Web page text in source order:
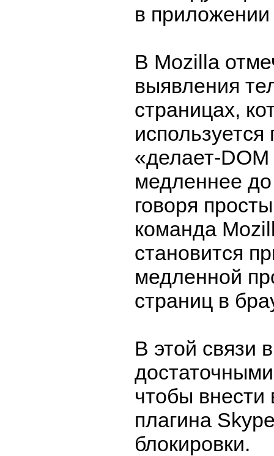
в
В Mozilla
выявления
страницах,
«делает-
медленнее
говоря
команда
становится
медленной
страниц в
В этой связи
чтобы внести
плагина
блокировки.